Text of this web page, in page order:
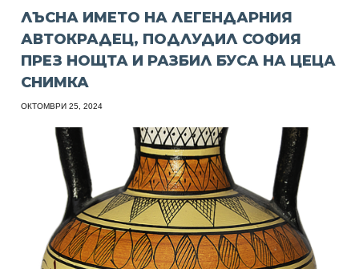
ЛЪСНА ИМЕТО НА ЛЕГЕНДАРНИЯ
АВТОКРАДЕЦ, ПОДЛУДИЛ СОФИЯ
ПРЕЗ НОЩТА И РАЗБИЛ БУСА НА ЦЕЦА
СНИМКА
ОКТОМВРИ 25, 2024